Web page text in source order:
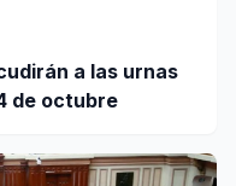
a las urnas
de octubre